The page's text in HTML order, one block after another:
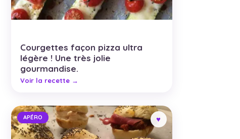
Courgettes façon pizza ultra
légère ! Une très jolie
gourmandise.
APÉRO